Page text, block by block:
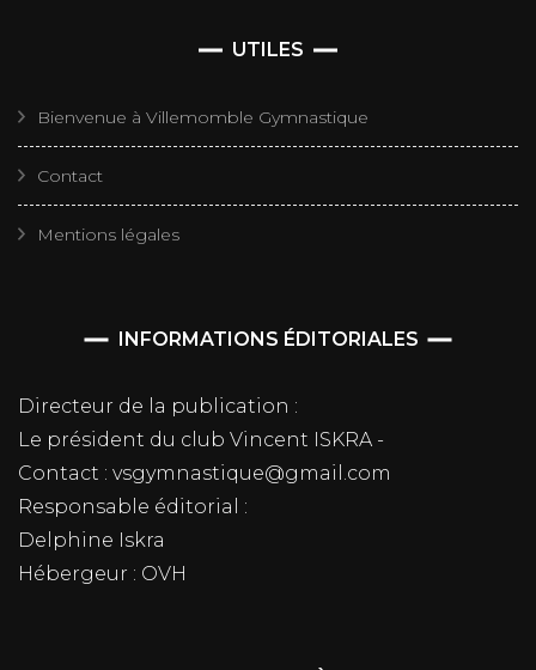
UTILES
Bienvenue à Villemomble Gymnastique
Contact
Mentions légales
INFORMATIONS ÉDITORIALES
Directeur de la publication :
Le président du club Vincent ISKRA -
Contact : vsgymnastique@gmail.com
Responsable éditorial :
Delphine Iskra
Hébergeur : OVH